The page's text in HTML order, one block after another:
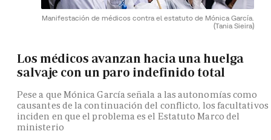
Manifestación de médicos contra el estatuto de Mónica García.
(Tania Sieira)
Los médicos avanzan hacia una huelga
salvaje con un paro indefinido total
Pese a que Mónica García señala a las autonomías como
causantes de la continuación del conflicto, los facultativos
inciden en que el problema es el Estatuto Marco del
ministerio